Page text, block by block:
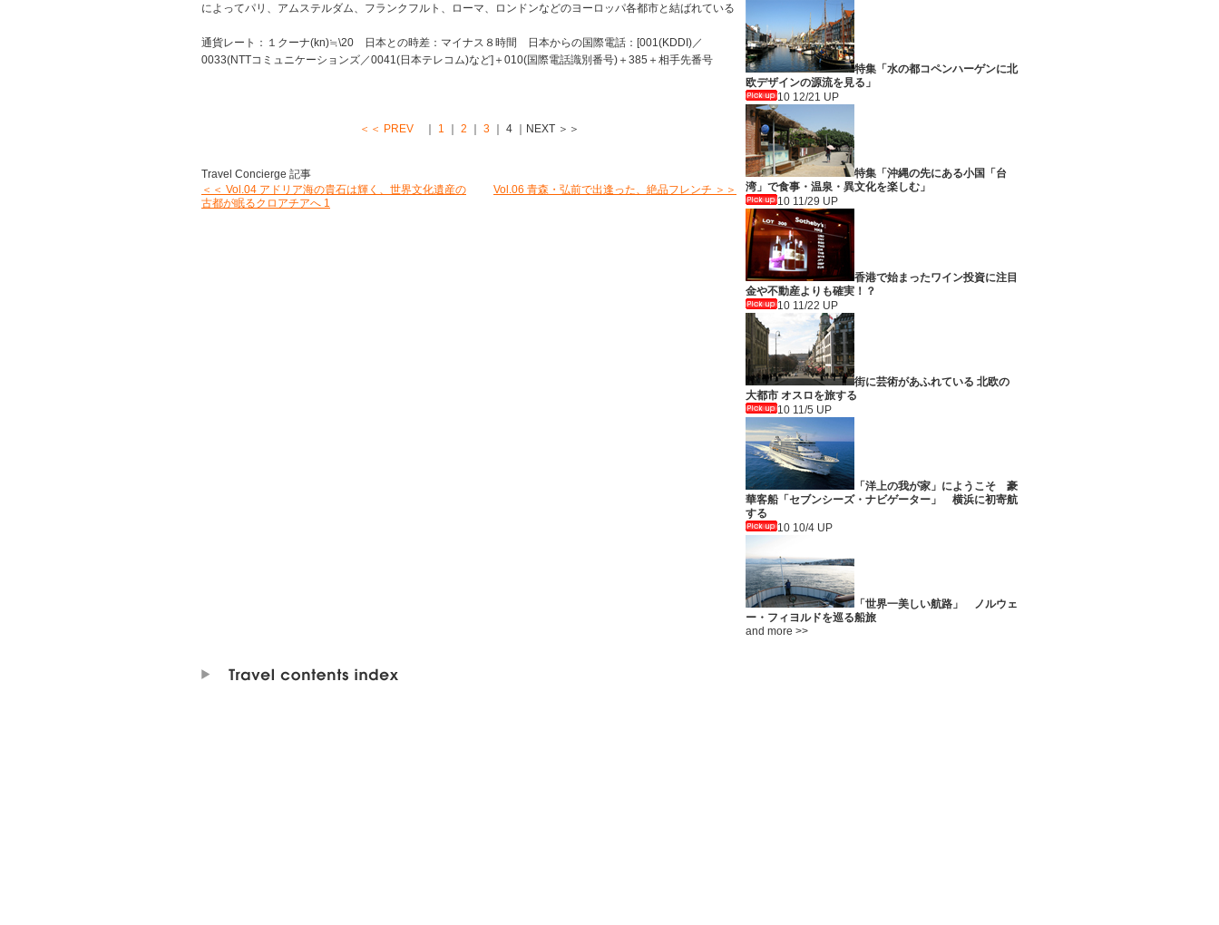
によってパリ、アムステルダム、フランクフルト、ローマ、ロンドンなどのヨーロッパ各都市と結ばれている
通貨レート：１クーナ(kn)≒\20 日本との時差：マイナス８時間 日本からの国際電話：[001(KDDI)／
0033(NTTコミュニケーションズ／0041(日本テレコム)など]＋010(国際電話識別番号)＋385＋相手先番号
＜＜ PREV 1 2 3 ｜ 4 ｜NEXT ＞＞
Travel Concierge 記事
＜＜ Vol.04 アドリア海の貴石は輝く、世界文化遺産の
古都が眠るクロアチアへ 1
Vol.06 青森・弘前で出逢った、絶品フレンチ ＞＞
特集「水の都コペンハーゲンに北
欧デザインの源流を見る」
10 12/21 UP
特集「沖縄の先にある小国「台
湾」で食事・温泉・異文化を楽しむ」
10 11/29 UP
香港で始まったワイン投資に注目
金や不動産よりも確実！？
10 11/22 UP
街に芸術があふれている 北欧の
大都市 オスロを旅する
10 11/5 UP
「洋上の我が家」にようこそ 豪
華客船「セブンシーズ・ナビゲーター」 横浜に初寄航
する
10 10/4 UP
「世界一美しい航路」 ノルウェ
ー・フィヨルドを巡る船旅
and more >>